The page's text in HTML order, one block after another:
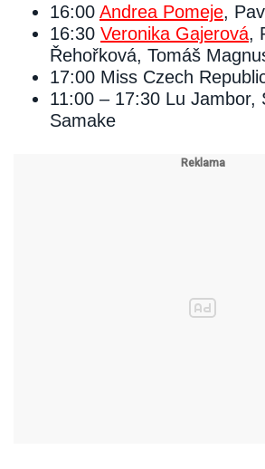
16:00 Andrea Pomeje,
16:30 Veronika Gajerová,
Řehořková, Tomáš
17:00 Miss Czech
11:00 – 17:30 Lu Jambor,
Samake